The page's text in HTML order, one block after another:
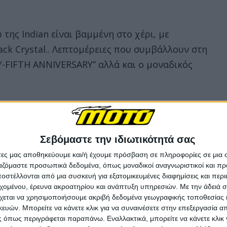
Σεβόμαστε την ιδιωτικότητά σας
μας αποθηκεύουμε και/ή έχουμε πρόσβαση σε πληροφορίες σε
προσωπικά δεδομένα, όπως μοναδικοί αναγνωριστικοί και
από μια συσκευή για εξατομικευμένες διαφημίσεις και
έρευνα ακροατηρίου και ανάπτυξη υπηρεσιών. Με την άδειά
να χρησιμοποιήσουμε ακριβή δεδομένα γεωγραφικής τοποθεσίας
Μπορείτε να κάνετε κλικ για να συναινέσετε στην επεξεργασία
περιγράφεται παραπάνω. Εναλλακτικά, μπορείτε να κάνετε κλικ
Indian είναι βαμμένη στο χέρι, με
Crystal.. Λεπτομέρειες που συμβάλλουν στη
ANNIVERSARY” αλλά και ο μοναδικός
θεωρεί ότι πρόκειται για το υψηλότερο
από το εργοστάσιο της Indian.
RIDE COMMAND+ και σύστημα infotainment
τιμόνι είτε μέσω έγχρωμης οθόνης 101 χλστ.
περιλαμβάνει πλοήγηση turn-by-turn,
ενδείξεις οργάνων και πλήρη
διαχείρισης μουσικής εφόσον